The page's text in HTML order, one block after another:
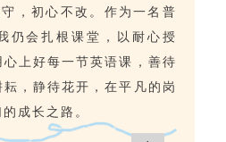
，初心不改。作为一名普
仍会扎根课堂，以耐心授
上好每一节英语课，善待
，静待花开，在平凡的岗
成长之路。